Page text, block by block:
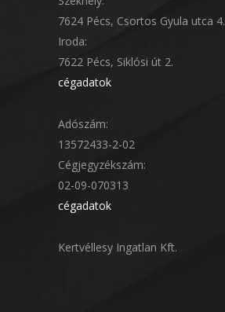
7624 Pécs, Csortos Gyula utca 4.
Iroda:
7622 Pécs, Siklósi út 2.
cégadatok
Adószám:
13572433-2-02
Cégjegyzékszám:
02-09-070313
cégadatok
Kertvéllesy Ingatlan Kft.